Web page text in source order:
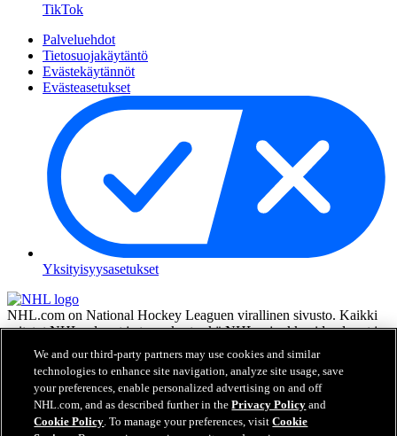
TikTok
Palveluehdot
Tietosuojakäytäntö
Evästekäytännöt
Evästeasetukset
Yksityisyysasetukset
NHL.com on National Hockey Leaguen virallinen sivusto. Kaikki
esitetyt NHL:n logot ja tunnukset sekä NHL:n joukkueiden logot ja
tunnukset ovat NHL:n ja sen joukkueiden omaisuutta, eikä niitä saa
toisintaa ilman NHL Enterprises, L.P.:n hyväksyntää. © NHL 2026.
Kaikki oikeudet pidätetään. Kaikki NHL-joukkueiden pelaajien
nimillä ja numeroilla varustetut pelipaidat ovat virallisesti NHL:n ja
NHLPA:n lisenssin alla. Zambonin merkki ja Zamboni-jääkoneen
rakenne ovat rekisteröityjä tavaramerkkejä, jotka omistaa Frank J.
We and our third-party partners may use cookies and similar
technologies to enhance site navigation, analyze site usage, save
your preferences, enable personalized advertising on and off
NHL.com, and as described further in thePrivacy Policy and
Cookie Policy. To manage your preferences, visitCookie